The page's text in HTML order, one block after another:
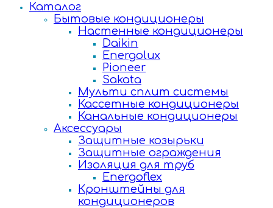
Каталог
Бытовые кондиционеры
Настенные кондиционеры
Daikin
Energolux
Pioneer
Sakata
Мульти сплит системы
Кассетные кондиционеры
Канальные кондиционеры
Аксессуары
Защитные козырьки
Защитные ограждения
Изоляция для труб
Energoflex
Кронштейны для
кондиционеров